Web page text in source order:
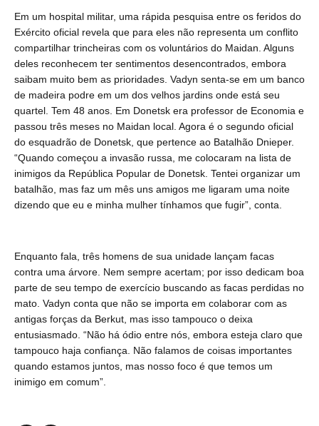
Em um hospital militar, uma rápida pesquisa entre os feridos do
Exército oficial revela que para eles não representa um conflito
compartilhar trincheiras com os voluntários do Maidan. Alguns
deles reconhecem ter sentimentos desencontrados, embora
saibam muito bem as prioridades. Vadyn senta-se em um banco
de madeira podre em um dos velhos jardins onde está seu
quartel. Tem 48 anos. Em Donetsk era professor de Economia e
passou três meses no Maidan local. Agora é o segundo oficial
do esquadrão de Donetsk, que pertence ao Batalhão Dnieper.
“Quando começou a invasão russa, me colocaram na lista de
inimigos da República Popular de Donetsk. Tentei organizar um
batalhão, mas faz um mês uns amigos me ligaram uma noite
dizendo que eu e minha mulher tínhamos que fugir”, conta.
Enquanto fala, três homens de sua unidade lançam facas
contra uma árvore. Nem sempre acertam; por isso dedicam boa
parte de seu tempo de exercício buscando as facas perdidas no
mato. Vadyn conta que não se importa em colaborar com as
antigas forças da Berkut, mas isso tampouco o deixa
entusiasmado. “Não há ódio entre nós, embora esteja claro que
tampouco haja confiança. Não falamos de coisas importantes
quando estamos juntos, mas nosso foco é que temos um
inimigo em comum”.